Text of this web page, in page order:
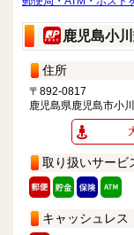
鹿児島小
住所
〒892-0817
鹿児島県鹿児島市小
取り扱いサービ
キャッシュレス